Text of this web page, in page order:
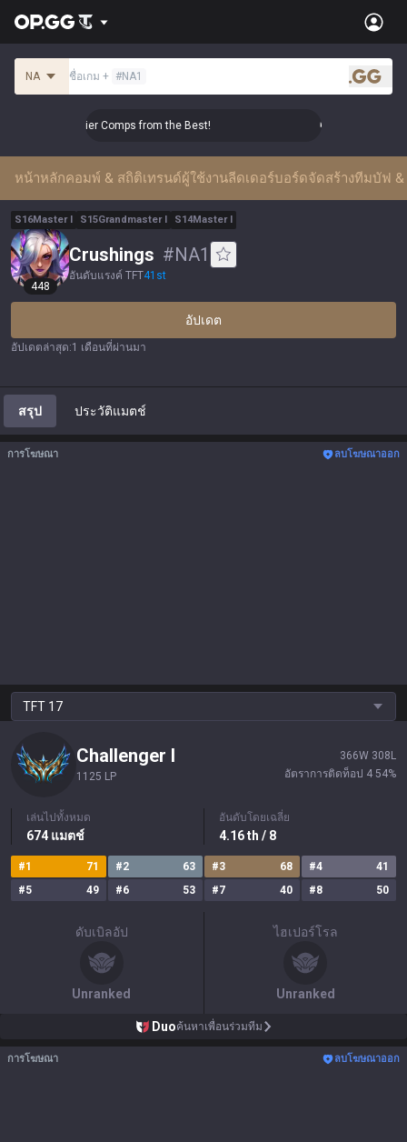
NA ชื่อเกม + #NA1
.gg
Top-tier Comps from the Best! 👑 Master Top-tier
หน้าหลักคอมพ์ & สถิติเทรนด์ผู้ใช้งานลีดเดอร์บอร์ดจัดสร้างทีมบัฟ &
S16Master I S15Grandmaster I S14Master I
448
Crushings #NA1
อันดับแรงค์ TFT41 st
อัปเดต
อัปเดตล่าสุด:1 เดือนที่ผ่านมา
สรุป ประวัติแมตช์
การโฆษณา ลบโฆษณาออก
TFT 17
Challenger I
1125 LP
366W 308 L
อัตราการติดท็อป 4 54%
เล่นไปทั้งหมด
674 แมตช์
อันดับโดยเฉลี่ย
4.16th / 8
#1 71 #2 63 #3 68 #4
41
#5 49 #6 53 #7 40 #8 50
ดับเบิลอัป
Unranked
ไฮเปอร์โรล
Unranked
Duoค้นหาเพื่อนร่วมทีม
การโฆษณา ลบโฆษณาออก